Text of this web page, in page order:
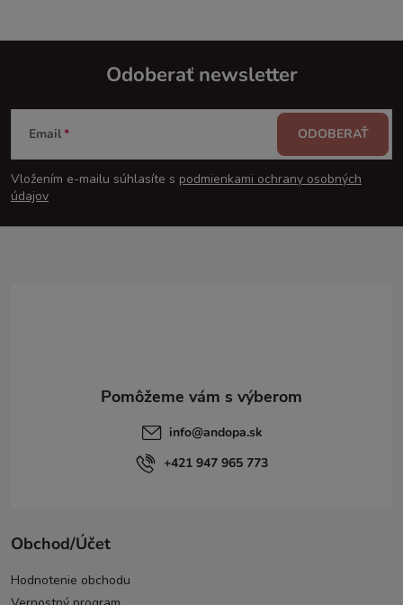
Z
á
p
Odoberať newsletter
Email
Vložením e-mailu súhlasíte s podmienkami ochrany osobných
údajov
ODOBERAŤ
info@andopa.sk
+421 947 965 773
Obchod/Účet
Hodnotenie obchodu